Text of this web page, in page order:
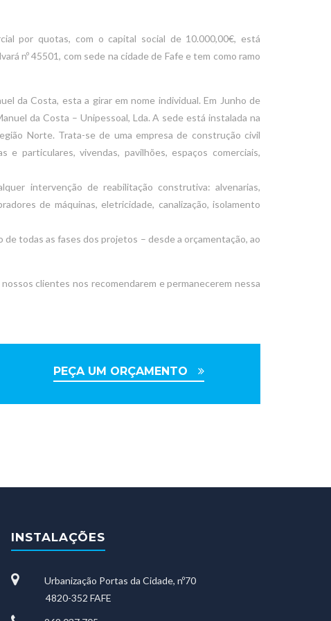
por quotas, com o capital social de 10.000,00€, está
nº 45501, com sede na cidade de Fafe e tem como ramo
da Costa, esta a girar em nome individual. Em Junho de
da Costa – Unipessoal, Lda. A sede está instalada na
Norte. Trata-se de uma empresa de construção civil
particulares, vivendas, pavilhões, espaços comerciais,
intervenção de reabilitação construtiva: alvenarias,
de máquinas, eletricidade, canalização, isolamento
todas as fases dos projetos – desde a orçamentação, ao
clientes nos recomendarem e permanecerem nessa
PEÇA UM ORÇAMENTO
INSTALAÇÕES
Urbanização Portas da Cidade, nº70
4820-352 FAFE